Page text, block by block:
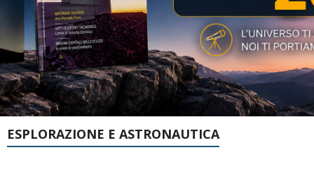
ESPLORAZIONE E ASTRONAUTICA